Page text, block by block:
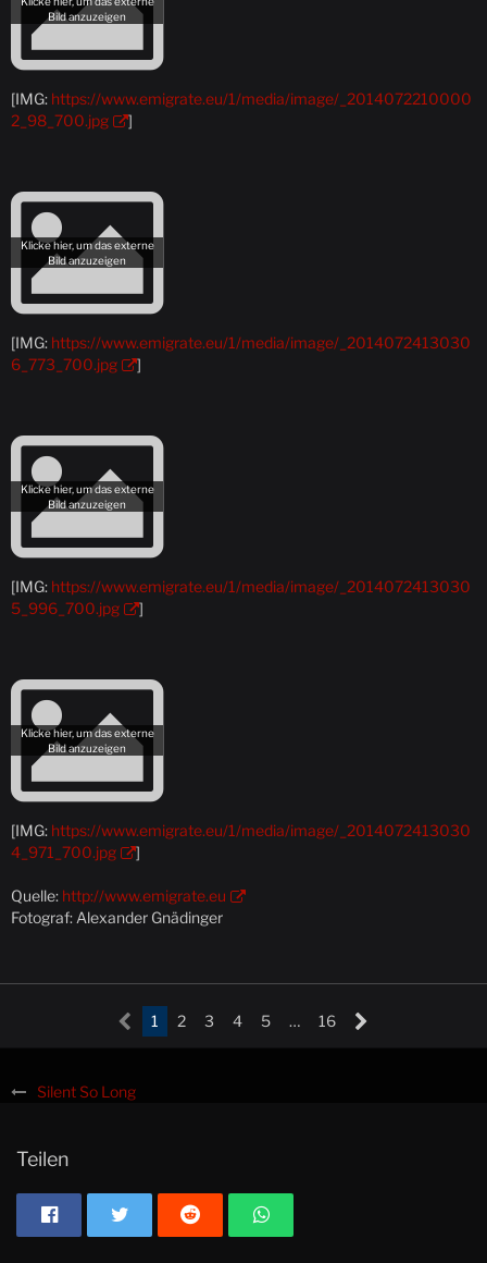
[IMG: https://www.emigrate.eu/1/media/image/_2014072210000
2_98_700.jpg
]
[IMG: https://www.emigrate.eu/1/media/image/_2014072413030
6_773_700.jpg
]
[IMG: https://www.emigrate.eu/1/media/image/_2014072413030
5_996_700.jpg
]
[IMG: https://www.emigrate.eu/1/media/image/_2014072413030
4_971_700.jpg
]
Quelle: http://www.emigrate.eu
Fotograf: Alexander Gnädinger
1 2 3 4 5 … 16
Silent So Long
Teilen